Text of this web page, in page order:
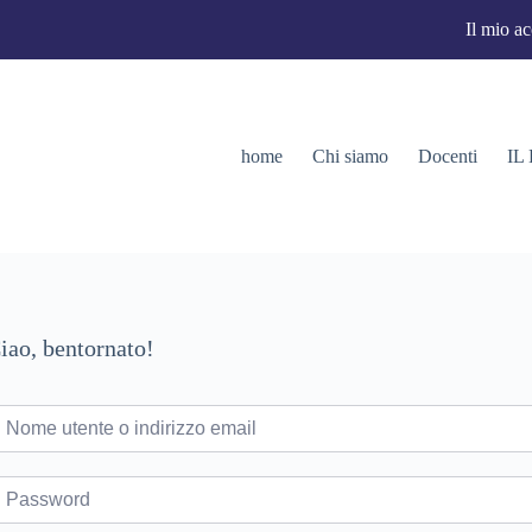
Il mio
home Chi siamo Docenti IL
bentornato!